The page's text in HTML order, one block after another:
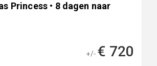
Princess • 8 dagen naar
+/- € 720